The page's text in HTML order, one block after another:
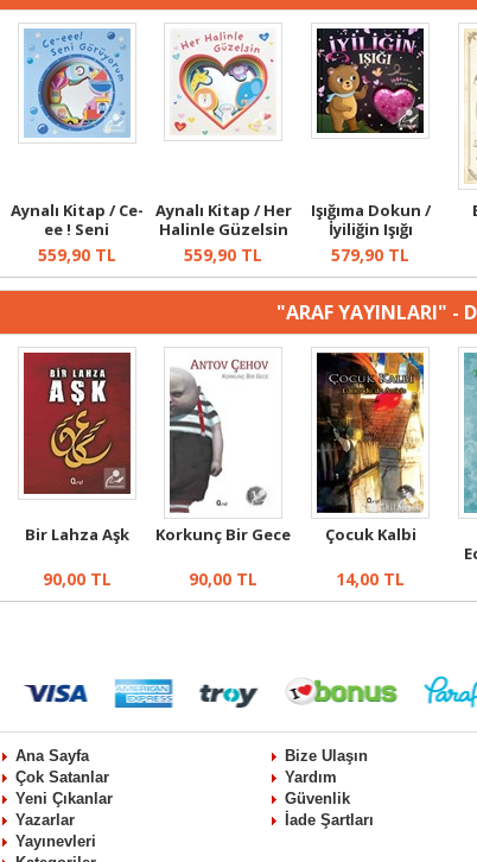
Aynalı Kitap / Ce-
ee ! Seni
Görüyorum
559,90TL
Aynalı Kitap / Her
Halinle Güzelsin
559,90 TL
Işığıma Dokun /
İyiliğin Işığı
579,90 TL
"ARAF YAYINLARI" -
Bir Lahza Aşk
90,00TL
Korkunç Bir Gece
90,00 TL
Çocuk Kalbi
14,00 TL
Ana Sayfa
Çok Satanlar
Yeni Çıkanlar
Yazarlar
Yayınevleri
Bize Ulaşın
Yardım
Güvenlik
İade Şartları